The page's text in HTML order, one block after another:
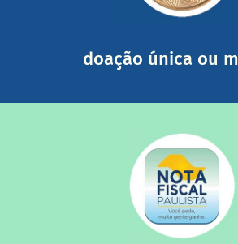
doação única ou
mail mostrando tudo o que fizemos
saiba mais